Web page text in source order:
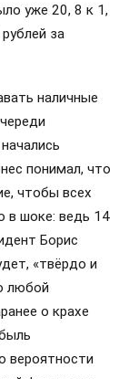
уже 20, 8 к 1,
за
наличные
понимал, что
чтобы всех
в шоке: ведь 14
Борис
«твёрдо и
любой
о крахе
вероятности